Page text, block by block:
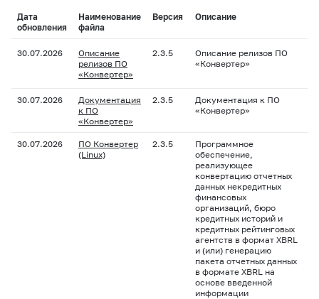
Дата
обновления
Наименование
файла
Версия Описание
30.07.2026
Описание
релизов ПО
«Конвертер»
2.3.5
Описание релизов ПО
«Конвертер»
30.07.2026
Документация
к ПО
«Конвертер»
2.3.5
Документация к ПО
«Конвертер»
30.07.2026
ПО Конвертер
(Linux)
2.3.5
Программное
обеспечение,
реализующее
конвертацию отчетных
данных некредитных
финансовых
организаций, бюро
кредитных историй и
кредитных рейтинговых
агентств в формат XBRL
и (или) генерацию
пакета отчетных данных
в формате XBRL на
основе введенной
информации